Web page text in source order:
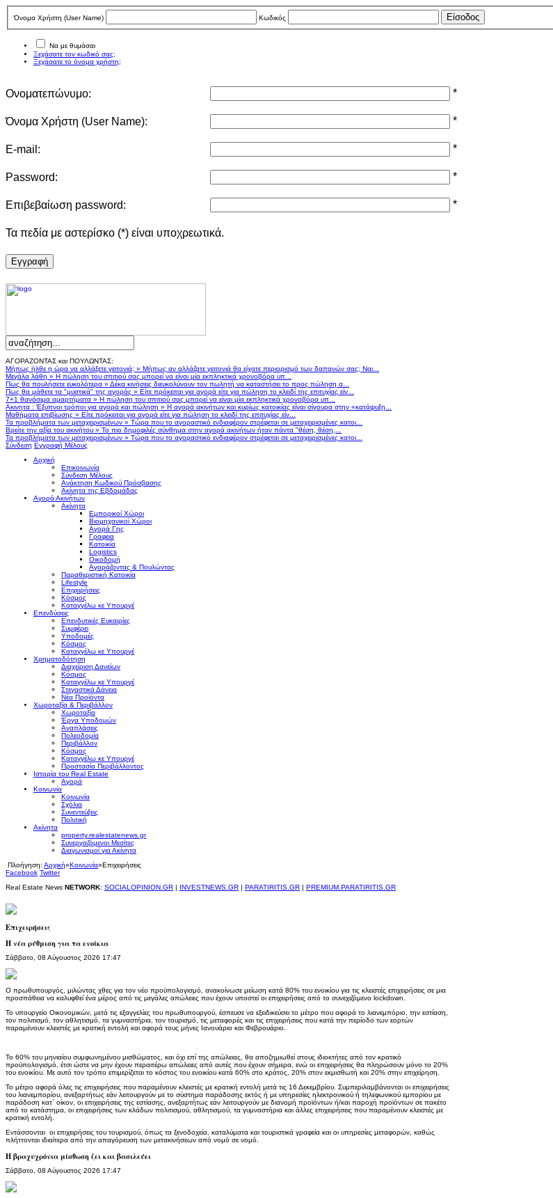
Όνομα Χρήστη (User Νame) Κωδικός
Να με θυμάσαι
Ξεχάσατε τον κωδικό σας;
Ξεχάσατε το όνομα χρήστη;
Ονοματεπώνυμο: *
Όνομα Χρήστη (User Νame): *
E-mail: *
Password: *
Επιβεβαίωση password: *
Τα πεδία με αστερίσκο (*) είναι υποχρεωτικά.
Eγγραφή
ΑΓΟΡΑΖΟΝΤΑΣ και ΠΟΥΛΩΝΤΑΣ:
Μήπως ήλθε η ώρα να αλλάξετε γειτονιά; » Μήπως αν αλλάζατε γειτονιά θα είχατε περιορισμό των δαπανών σας; Ναι...
Μεγάλα λάθη » Η πώληση του σπιτιού σας μπορεί να είναι μία εκπληκτικά χρονοβόρα υπ...
Πως θα πουλήσετε ευκολότερα » Δέκα κινήσεις διευκολύνουν τον πωλητή να καταστήσει το προς πώληση α...
Πως θα μάθετε τα "μυστικά" της αγοράς » Είτε πρόκειται για αγορά είτε για πώληση το κλειδί της επιτυχίας είν...
7+1 θανάσιμα αμαρτήματα » Η πώληση του σπιτιού σας μπορεί να είναι μία εκπληκτικά χρονοβόρα υπ...
Ακινητα : Έξυπνοι τρόποι για αγορά και πώληση » Η αγορά ακινήτων και κυρίως κατοικίας είναι σίγουρα στην «κατάψυξη...
Μαθήματα επιβίωσης » Είτε πρόκειται για αγορά είτε για πώληση το κλειδί της επιτυχίας είν...
Τα προβλήματα των μεταχειρισμένων » Τώρα που το αγοραστικό ενδιαφέρον στρέφεται σε μεταχειρισμένες κατοι...
Βρείτε την αξία του ακινήτου » Το πιο δημοφιλές σύνθημα στην αγορά ακινήτων ήταν πάντα "θέση, θέση,...
Τα προβλήματα των μεταχειρισμένων » Τώρα που το αγοραστικό ενδιαφέρον στρέφεται σε μεταχειρισμένες κατοι...
Σύνδεση Εγγραφή Μέλους
Αρχική
Επικοινωνία
Σύνδεση Μέλους
Ανάκτηση Κωδικού Πρόσβασης
Ακίνητα της Εβδομάδας
Αγορά Ακινήτων
Ακίνητα
Εμπορικοί Χώροι
Βιομηχανικοί Χώροι
Αγορά Γης
Γραφεια
Κατοικία
Logistics
Οικοδομή
Αγοράζοντας & Πουλώντας
Παραθεριστική Κατοικία
Lifestyle
Επιχειρήσεις
Κόσμος
Καταγγέλω κε Υπουργέ
Επενδύσεις
Επενδυτικές Ευκαιρίες
Συμφέρει
Υποδομές
Κόσμος
Καταγγέλω κε Υπουργέ
Χρηματοδότηση
Διαχείριση Δανείων
Κόσμος
Καταγγέλω κε Υπουργέ
Στεγαστικά Δάνεια
Νέα Προϊόντα
Χωροταξία & Περιβάλλον
Χωροταξία
Έργα Υποδομών
Αναπλάσεις
Πολεοδομία
Περιβάλλον
Κόσμος
Καταγγέλω κε Υπουργέ
Προστασία Περιβάλλοντος
Ιστορία του Real Estate
Αγορά
Κοινωνία
Κοινωνία
Σχόλια
Συνεντεύξεις
Πολιτική
Ακίνητα
property.realestatenews.gr
Συνεργαζόμενοι Μεσίτες
Διαγωνισμοί για Ακίνητα
Πλοήγηση: Αρχική»Κοινωνία»Επιχειρήσεις
Facebook Twitter
Real Estate News NETWORK: SOCIALOPINION.GR | INVESTNEWS.GR | PARATIRITIS.GR | PREMIUM.PARATIRITIS.GR
Επιχειρήσεις
Η νέα ρύθμιση για τα ενοίκια
Σάββατο, 08 Αύγουστος 2026 17:47
Ο πρωθυπουργός, μιλώντας χθες για τον νέο προϋπολογισμό, ανακοίνωσε μείωση κατά 80% του ενοικίου για τις κλειστές επιχειρήσεις σε μια
προσπάθεια να καλυφθεί ένα μέρος από τις μεγάλες απώλειες που έχουν υποστεί οι επιχειρήσεις από το συνεχιζόμενο lockdown.
Το υπουργείο Οικονομικών, μετά τις εξαγγελίες του πρωθυπουργού, έσπευσε να εξειδικεύσει το μέτρο που αφορά το λιανεμπόριο, την εστίαση,
τον πολιτισμό, τον αθλητισμό, τα γυμναστήρια, τον τουρισμό, τις μεταφορές και τις επιχειρήσεις που κατά την περίοδο των εορτών
παραμένουν κλειστές με κρατική εντολή και αφορά τους μήνες Ιανουάριο και Φεβρουάριο.
Το 60% του μηνιαίου συμφωνημένου μισθώματος, και όχι επί της απώλειας, θα αποζημιωθεί στους ιδιοκτήτες από τον κρατικό
προϋπολογισμό, έτσι ώστε να μην έχουν περαιτέρω απώλειες από αυτές που έχουν σήμερα, ενώ οι επιχειρήσεις θα πληρώσουν μόνο το 20%
του ενοικίου. Με αυτό τον τρόπο επιμερίζεται το κόστος του ενοικίου κατά 60% στο κράτος, 20% στον εκμισθωτή και 20% στην επιχείρηση.
Το μέτρο αφορά όλες τις επιχειρήσεις που παραμένουν κλειστές με κρατική εντολή μετά τις 16 Δεκεμβρίου. Συμπεριλαμβάνονται οι επιχειρήσεις
του λιανεμπορίου, ανεξαρτήτως εάν λειτουργούν με το σύστημα παράδοσης εκτός ή με υπηρεσίες ηλεκτρονικού ή τηλεφωνικού εμπορίου με
παράδοση κατ΄ οίκον, οι επιχειρήσεις της εστίασης, ανεξαρτήτως εάν λειτουργούν με διανομή προϊόντων ή/και παροχή προϊόντων σε πακέτο
από το κατάστημα, οι επιχειρήσεις των κλάδων πολιτισμού, αθλητισμού, τα γυμναστήρια και άλλες επιχειρήσεις που παραμένουν κλειστές με
κρατική εντολή.
Εντάσσονται οι επιχειρήσεις του τουρισμού, όπως τα ξενοδοχεία, καταλύματα και τουριστικά γραφεία και οι υπηρεσίες μεταφορών, καθώς
πλήττονται ιδιαίτερα από την απαγόρευση των μετακινήσεων από νομό σε νομό.
Η βραχυχρόνια μίσθωση ζει και βασιλεύει
Σάββατο, 08 Αύγουστος 2026 17:47